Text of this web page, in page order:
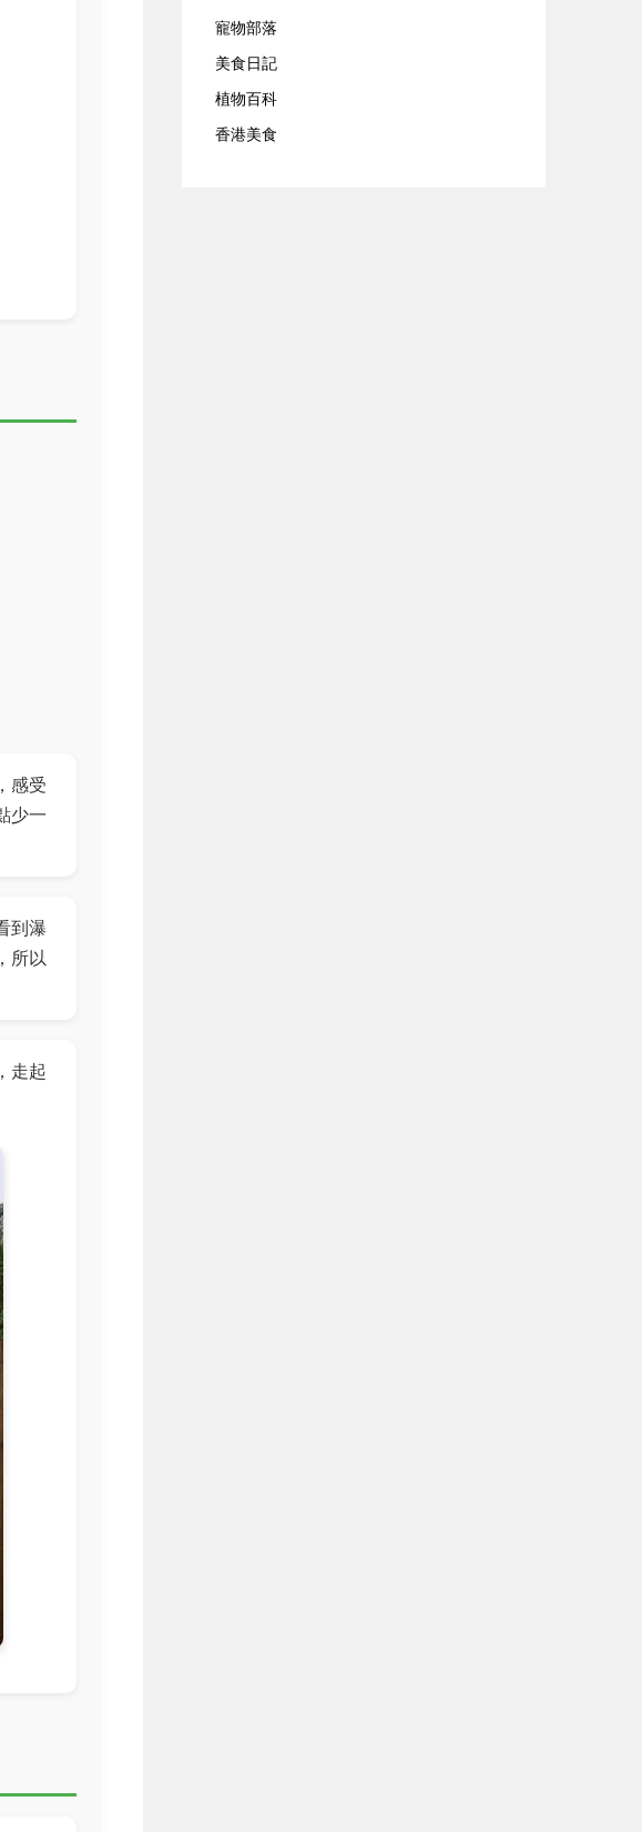
感受
少一
到瀑
所以
走起
寵物部落
美食日記
植物百科
香港美食